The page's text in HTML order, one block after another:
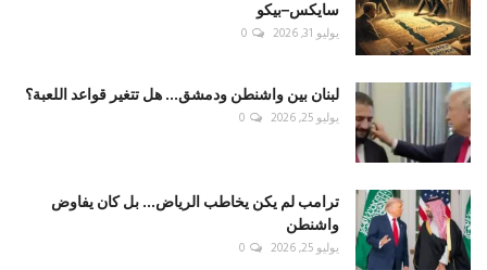
سايكس–بيكو
يوليو 31, 2026 0
لبنان بين واشنطن ودمشق... هل تتغير قواعد اللعبة؟
يوليو 25, 2026 0
ترامب لم يكن يخاطب الرياض... بل كان يفاوض
واشنطن
يوليو 25, 2026 0